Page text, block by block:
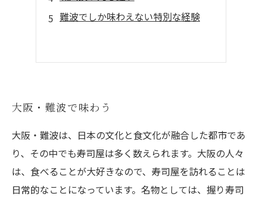
難波でしか味わえない特別な経験
大阪・難波で味わう
大阪・難波は、日本の文化と食文化が融合した都市であ
り、その中でも寿司屋は多く数えられます。大阪の人々
は、食べることが大好きなので、寿司屋を訪れることは
日常的なことになっています。名物としては、握り寿司